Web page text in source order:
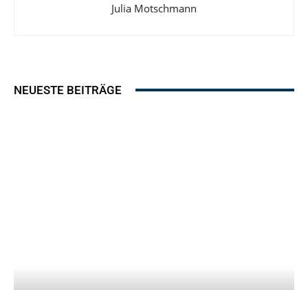
Julia Motschmann
NEUESTE BEITRÄGE